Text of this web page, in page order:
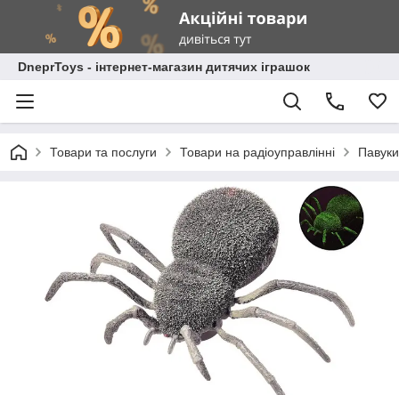
DneprToys - інтернет-магазин дитячих іграшок
Товари та послуги Товари на радіоуправлінні